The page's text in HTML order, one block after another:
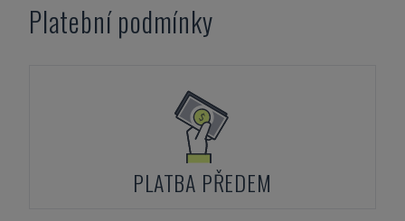
Platební podmínky
PLATBA PŘEDEM